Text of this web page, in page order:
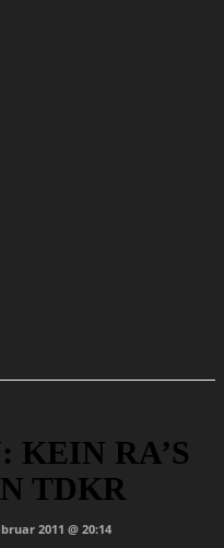
KEIN RA’S
TDKR
2011 @ 20:14